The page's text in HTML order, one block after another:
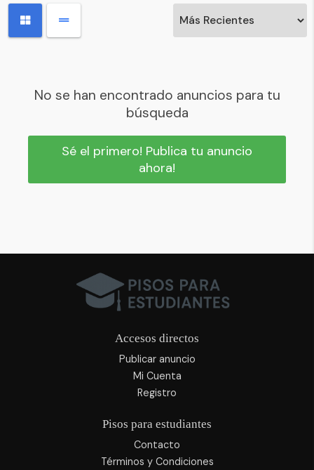
No se han encontrado anuncios para tu
búsqueda
Sé el primero! Publica tu anuncio
ahora!
Accesos directos
Publicar anuncio
Mi Cuenta
Registro
Pisos para estudiantes
Contacto
Términos y Condiciones